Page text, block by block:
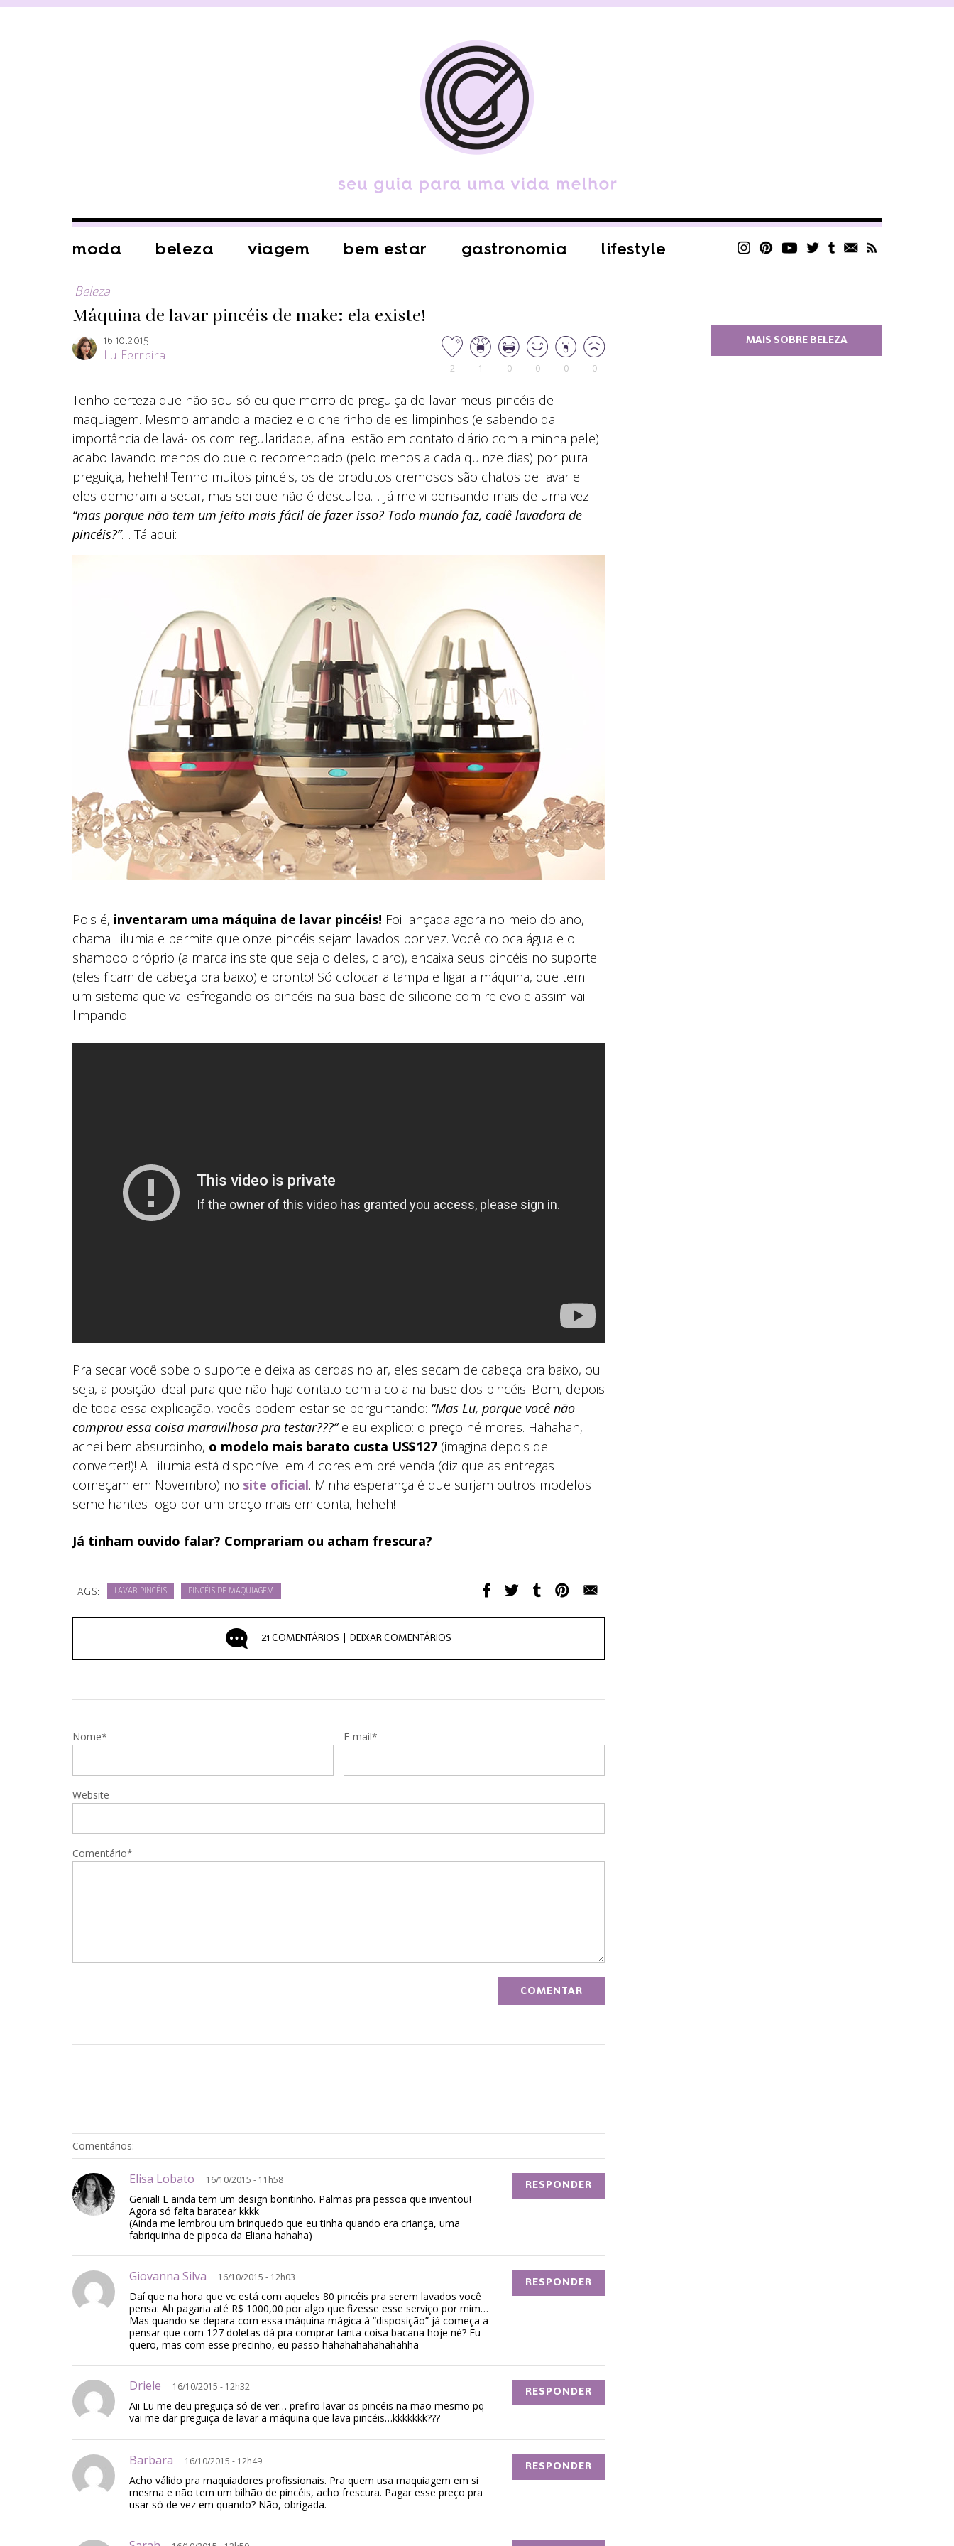
moda beleza viagem bem estar gastronomia lifestyle
Beleza
Máquina de lavar pincéis de make: ela existe!
16.10.2015
Lu Ferreira
2 1 0 0 0 0
Tenho certeza que não sou só eu que morro de preguiça de lavar meus pincéis de
maquiagem. Mesmo amando a maciez e o cheirinho deles limpinhos (e sabendo da
importância de lavá-los com regularidade, afinal estão em contato diário com a minha pele)
acabo lavando menos do que o recomendado (pelo menos a cada quinze dias) por pura
preguiça, heheh! Tenho muitos pincéis, os de produtos cremosos são chatos de lavar e
eles demoram a secar, mas sei que não é desculpa… Já me vi pensando mais de uma vez
“mas porque não tem um jeito mais fácil de fazer isso? Todo mundo faz, cadê lavadora de
pincéis?”… Tá aqui:
Pois é, inventaram uma máquina de lavar pincéis! Foi lançada agora no meio do ano,
chama Lilumia e permite que onze pincéis sejam lavados por vez. Você coloca água e o
shampoo próprio (a marca insiste que seja o deles, claro), encaixa seus pincéis no suporte
(eles ficam de cabeça pra baixo) e pronto! Só colocar a tampa e ligar a máquina, que tem
um sistema que vai esfregando os pincéis na sua base de silicone com relevo e assim vai
limpando.
Pra secar você sobe o suporte e deixa as cerdas no ar, eles secam de cabeça pra baixo, ou
seja, a posição ideal para que não haja contato com a cola na base dos pincéis. Bom, depois
de toda essa explicação, vocês podem estar se perguntando: “Mas Lu, porque você não
comprou essa coisa maravilhosa pra testar???”e eu explico: o preço né mores. Hahahah,
achei bem absurdinho, o modelo mais barato custa US$127 (imagina depois de
converter!)! A Lilumia está disponível em 4 cores em pré venda (diz que as entregas
começam em Novembro) no site oficial. Minha esperança é que surjam outros modelos
semelhantes logo por um preço mais em conta, heheh!
Já tinham ouvido falar? Comprariam ou acham frescura?
TAGS: LAVAR PINCÉIS PINCÉIS DE MAQUIAGEM
21 COMENTÁRIOS | DEIXAR COMENTÁRIOS
Nome* E-mail*
Website
Comentário*
Comentários:
Elisa Lobato 16/10/2015 - 11h58
Genial! E ainda tem um design bonitinho. Palmas pra pessoa que inventou!
Agora só falta baratear kkkk
(Ainda me lembrou um brinquedo que eu tinha quando era criança, uma
fabriquinha de pipoca da Eliana hahaha)
RESPONDER
Giovanna Silva 16/10/2015 - 12h03
Daí que na hora que vc está com aqueles 80 pincéis pra serem lavados você
pensa: Ah pagaria até R$ 1000,00 por algo que fizesse esse serviço por mim…
Mas quando se depara com essa máquina mágica à “disposição” já começa a
pensar que com 127 doletas dá pra comprar tanta coisa bacana hoje né? Eu
quero, mas com esse precinho, eu passo hahahahahahahahha
RESPONDER
Driele 16/10/2015 - 12h32
Aii Lu me deu preguiça só de ver… prefiro lavar os pincéis na mão mesmo pq
vai me dar preguiça de lavar a máquina que lava pincéis…kkkkkkk???
RESPONDER
Barbara 16/10/2015 - 12h49
Acho válido pra maquiadores profissionais. Pra quem usa maquiagem em si
mesma e não tem um bilhão de pincéis, acho frescura. Pagar esse preço pra
usar só de vez em quando? Não, obrigada.
RESPONDER
MAIS SOBRE BELEZA